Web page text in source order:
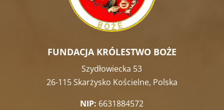
FUNDACJA KRÓLESTWO BOŻE
Szydłowiecka 53
26-115 Skarżysko Kościelne, Polska
NIP: 6631884572